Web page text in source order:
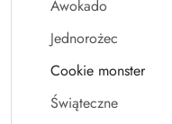
Awokado
Jednorożec
Cookie monster
Świąteczne